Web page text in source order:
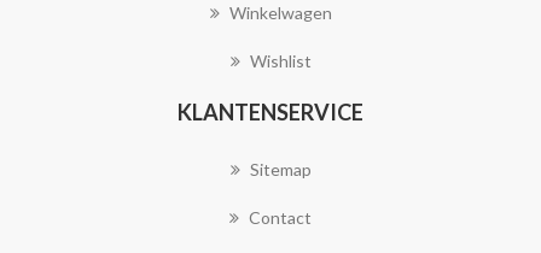
Winkelwagen
Wishlist
KLANTENSERVICE
Sitemap
Contact